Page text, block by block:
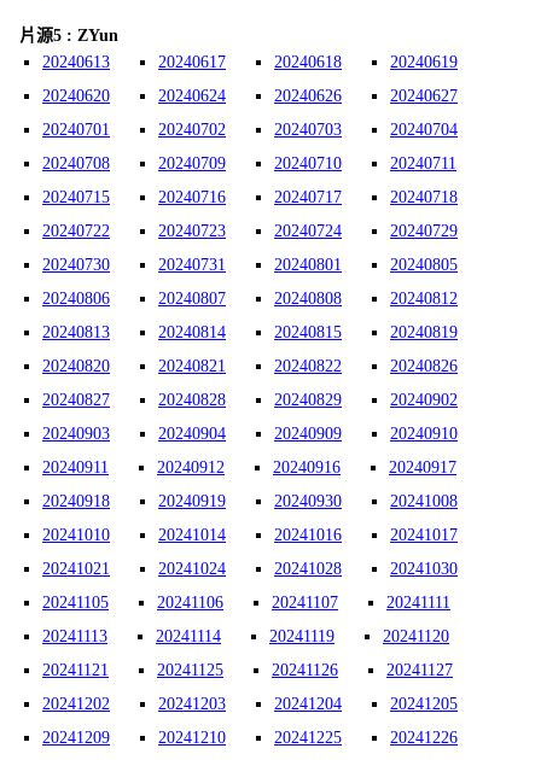
片源5 : ZYun
20240613
20240617 20240618
20240619
20240620
20240624 20240626
20240627
20240701
20240702 20240703
20240704
20240708
20240709 20240710
20240711
20240715
20240716 20240717
20240718
20240722
20240723 20240724
20240729
20240730
20240731 20240801
20240805
20240806
20240807 20240808
20240812
20240813
20240814 20240815
20240819
20240820
20240821 20240822
20240826
20240827
20240828 20240829
20240902
20240903
20240904 20240909
20240910
20240911
20240912 20240916
20240917
20240918
20240919 20240930
20241008
20241010
20241014 20241016
20241017
20241021
20241024 20241028
20241030
20241105
20241106 20241107
20241111
20241113
20241114 20241119
20241120
20241121
20241125 20241126
20241127
20241202
20241203 20241204
20241205
20241209
20241210 20241225
20241226